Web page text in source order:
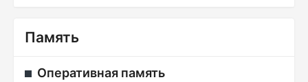
Память
Оперативная память